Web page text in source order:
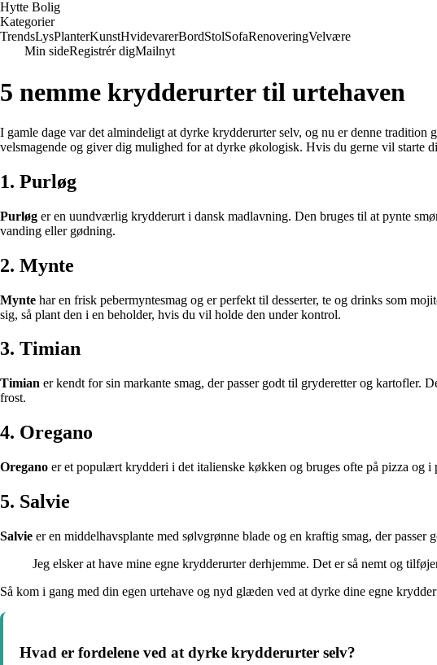
Hytte Bolig
Kategorier
TrendsLysPlanterKunstHvidevarerBordStolSofaRenoveringVelvære
Min sideRegistrér digMailnyt
5 nemme krydderurter til urtehaven
I gamle dage var det almindeligt at dyrke krydderurter selv, og nu er denne
velsmagende og giver dig mulighed for at dyrke økologisk. Hvis du gerne vil starte
1. Purløg
Purløg er en uundværlig krydderurt i dansk madlavning. Den bruges til at pynte
vanding eller gødning.
2. Mynte
Mynte har en frisk pebermyntesmag og er perfekt til desserter, te og drinks som
sig, så plant den i en beholder, hvis du vil holde den under kontrol.
3. Timian
Timian er kendt for sin markante smag, der passer godt til gryderetter og
frost.
4. Oregano
Oregano er et populært krydderi i det italienske køkken og bruges ofte på pizza og
5. Salvie
Salvie er en middelhavsplante med sølvgrønne blade og en kraftig smag, der
Jeg elsker at have mine egne krydderurter derhjemme. Det er så nemt og
Så kom i gang med din egen urtehave og nyd glæden ved at dyrke dine egne
Hvad er fordelene ved at dyrke krydderurter selv?